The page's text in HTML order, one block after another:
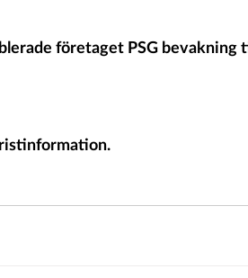
företaget PSG bevakning